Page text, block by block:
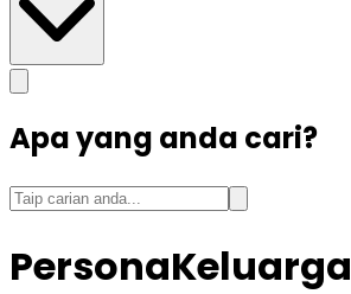
Apa yang anda cari?
PersonaKeluarga